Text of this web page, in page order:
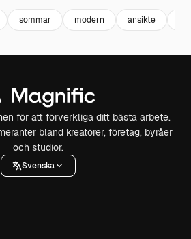
sommar modern ansikte
för att förverkliga ditt bästa arbete.
bland kreatörer, företag, byråer
och studior.
Svenska